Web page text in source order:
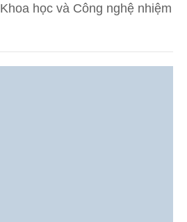
học và Công nghệ nhiệm